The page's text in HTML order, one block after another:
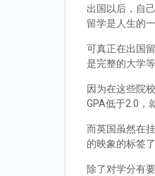
出国以后，自
留学是人生的
可真正在出国
是完整的大学
因为在这些院
GPA低于2.0，
而英国虽然在
的映象的标签
除了对学分有